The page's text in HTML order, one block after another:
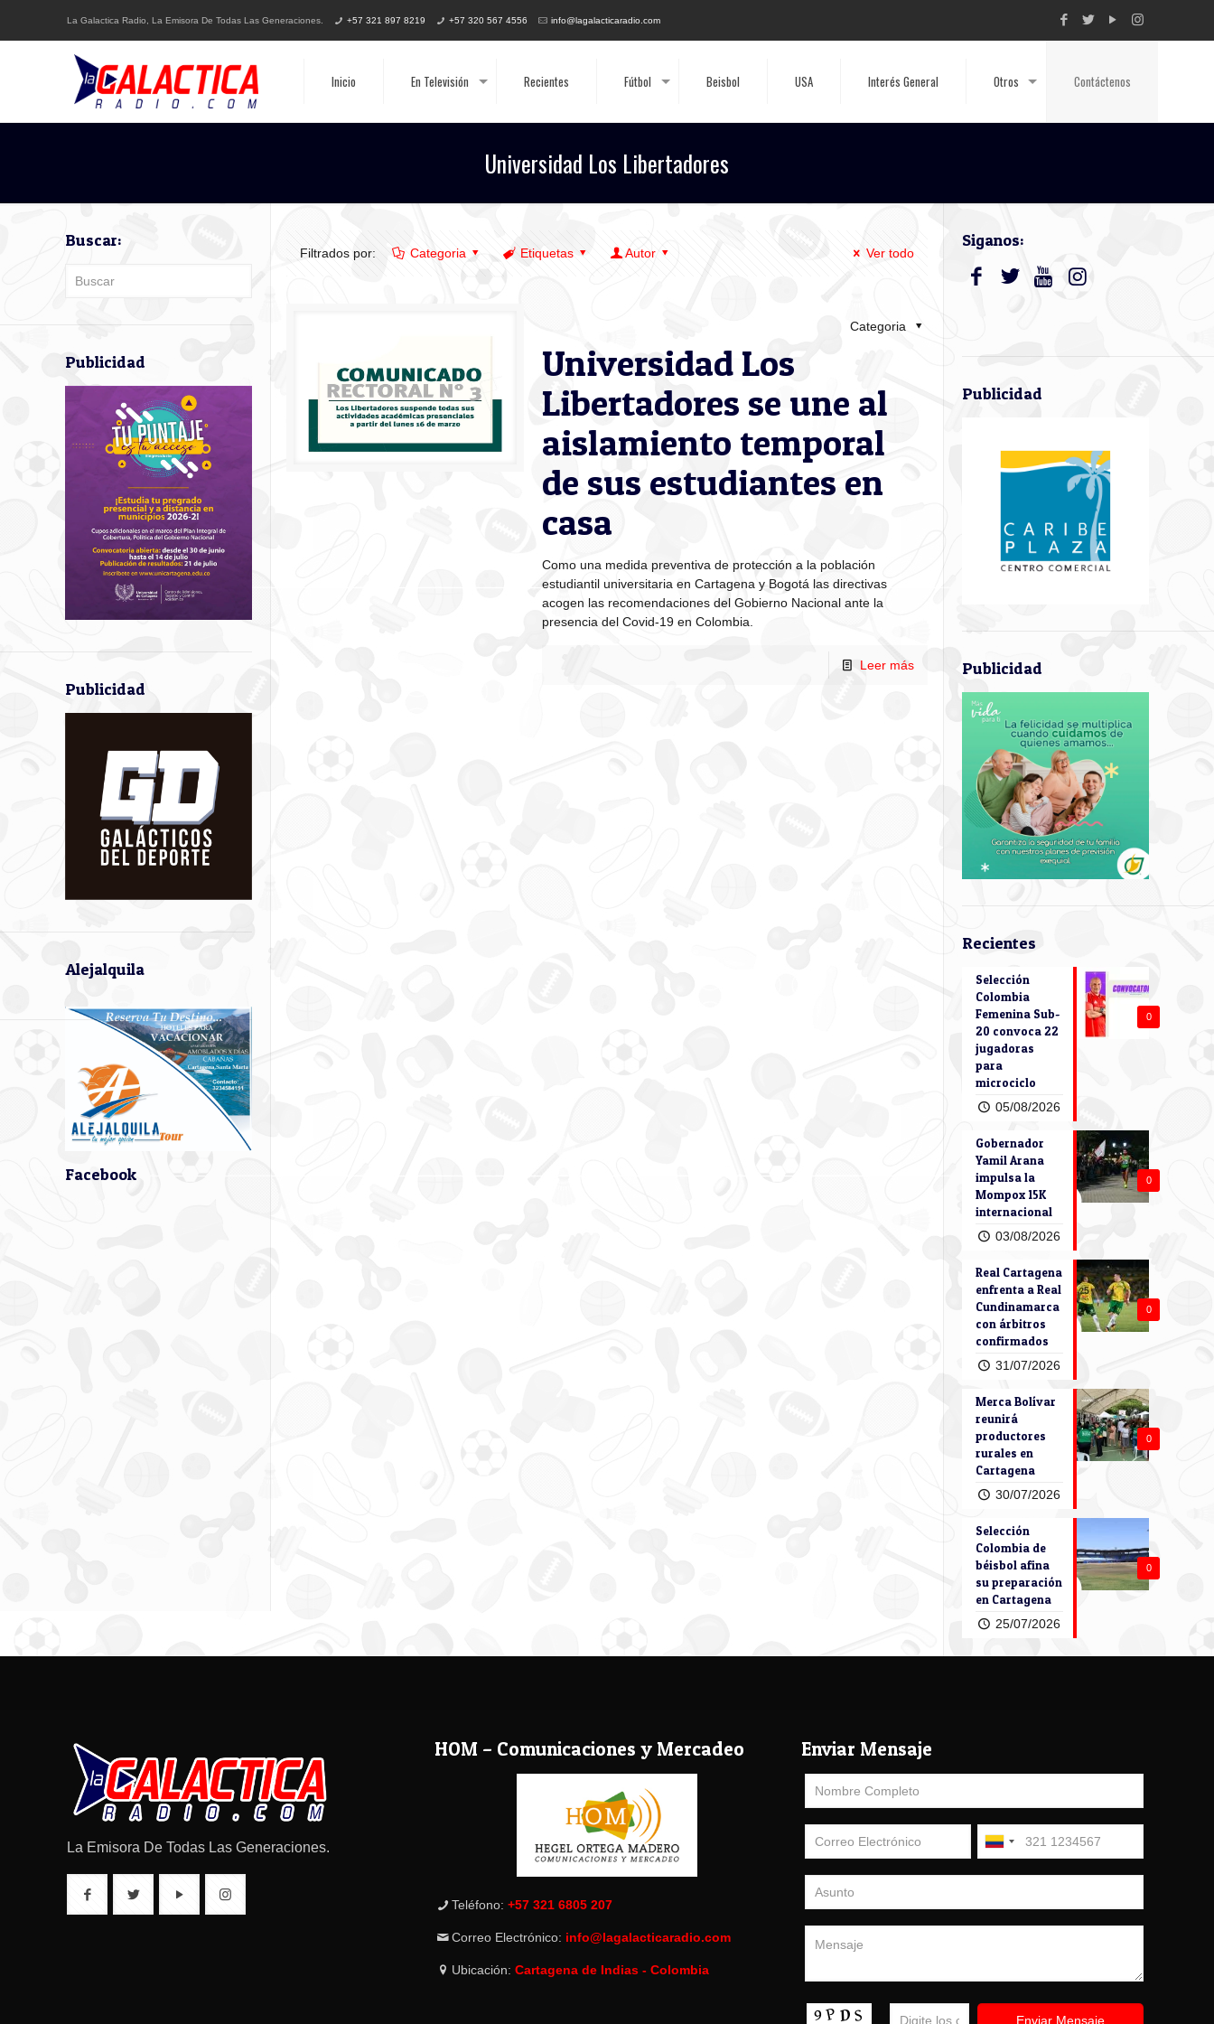
La Galactica Radio, La Emisora De Todas Las Generaciones. +57 321 897 8219 +57 320 567 4556 info@lagalacticaradio.com
Inicio En Televisión Recientes Fútbol Beisbol USA Interés General Otros Contáctenos
Universidad Los Libertadores
Filtrados por: Categoria Etiquetas Autor Ver todo
Categoria
Universidad Los
Libertadores se une al
aislamiento temporal
de sus estudiantes en
casa
Como una medida preventiva de protección a la población
estudiantil universitaria en Cartagena y Bogotá las directivas
acogen las recomendaciones del Gobierno Nacional ante la
presencia del Covid-19 en Colombia.
Leer más
Buscar:
Publicidad
Publicidad
Alejalquila
Facebook
Siganos:
Publicidad
Publicidad
Recientes
0
Selección
Colombia
Femenina Sub-
20 convoca 22
jugadoras
para
microciclo
05/08/2026
0
Gobernador
Yamil Arana
impulsa la
Mompox 15K
internacional
03/08/2026
0
Real Cartagena
enfrenta a Real
Cundinamarca
con árbitros
confirmados
31/07/2026
0
Merca Bolívar
reunirá
productores
rurales en
Cartagena
30/07/2026
0
Selección
Colombia de
béisbol afina
su preparación
en Cartagena
25/07/2026
La Emisora De Todas Las Generaciones.
HOM – Comunicaciones y Mercadeo
Teléfono:+57 321 6805 207
Correo Electrónico: info@lagalacticaradio.com
Ubicación:Cartagena de Indias - Colombia
Enviar Mensaje